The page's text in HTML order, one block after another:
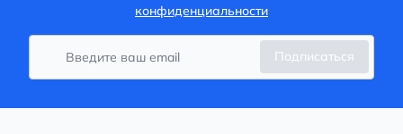
конфиденциальности
Подписаться